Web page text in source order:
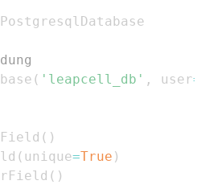
( 'leapcell_db' , user=
( )
( unique=True )
( )